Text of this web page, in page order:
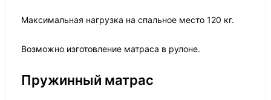
Максимальная нагрузка на спальное место 120 кг.
Возможно изготовление матраса в рулоне.
Пружинный матрас